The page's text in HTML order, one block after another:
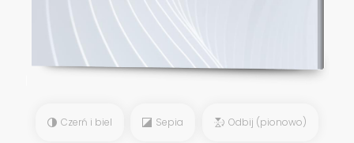
Czerń i biel Sepia Odbij (pionowo)